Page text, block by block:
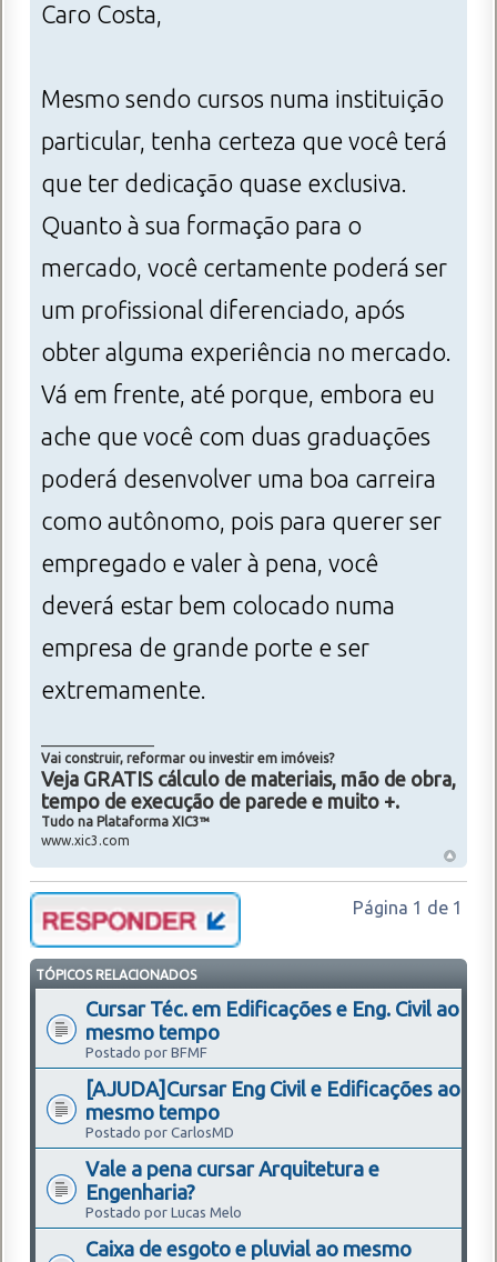
Caro Costa,
Mesmo sendo cursos numa instituição
particular, tenha certeza que você terá
que ter dedicação quase exclusiva.
Quanto à sua formação para o
mercado, você certamente poderá ser
um profissional diferenciado, após
obter alguma experiência no mercado.
Vá em frente, até porque, embora eu
ache que você com duas graduações
poderá desenvolver uma boa carreira
como autônomo, pois para querer ser
empregado e valer à pena, você
deverá estar bem colocado numa
empresa de grande porte e ser
extremamente.
Vai construir, reformar ou investir em imóveis?
Veja GRATIS cálculo de materiais, mão de obra,
tempo de execução de parede e muito +.
Tudo na Plataforma XIC3™
www.xic3.com
Página 1 de 1
TÓPICOS RELACIONADOS
Cursar Téc. em Edificações e Eng. Civil ao
mesmo tempo
Postado por BFMF
[AJUDA]Cursar Eng Civil e Edificações ao
mesmo tempo
Postado por CarlosMD
Vale a pena cursar Arquitetura e
Engenharia?
Postado por Lucas Melo
Caixa de esgoto e pluvial ao mesmo